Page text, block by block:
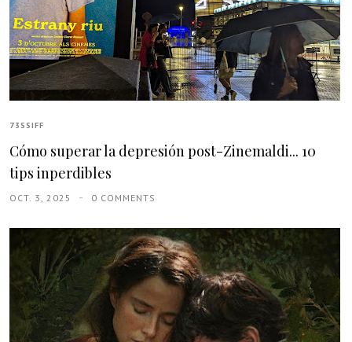
73SSIFF
Cómo superar la depresión post-Zinemaldi... 10
tips inperdibles
OCT. 3, 2025 0 COMMENTS